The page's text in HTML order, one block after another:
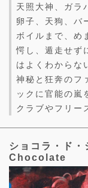
天照大神、ガラ
卵子、天狗、バ
ボイルまで、め
愕し、遁走せず
はよくわからな
神秘と狂奔のフ
ックに官能の嵐
クラブやフリー
ショコラ・ド
Chocolate